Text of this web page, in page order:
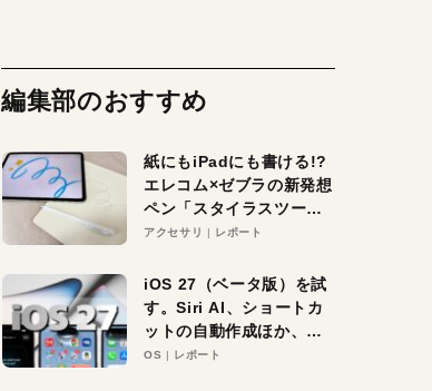
編集部のおすすめ
紙にもiPadにも書ける!?
エレコム×ゼブラの新発想
ペン「スタイラスツーウ
ェイ」レビュー。持ち替
アクセサリ レポート
iOS 27（ベータ版）を試
す。Siri AI、ショートカ
ットの自動作成ほか、期
待大の便利機能5選。
OS レポート